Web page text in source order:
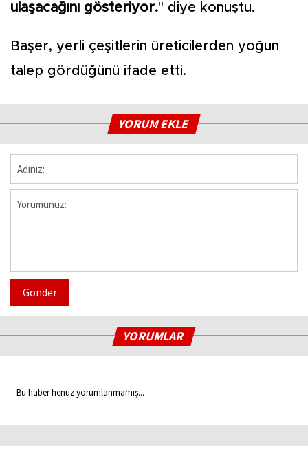
ulaşacağını gösteriyor." diye konuştu.
Başer, yerli çeşitlerin üreticilerden yoğun
talep gördüğünü ifade etti.
YORUM EKLE
Gönder
YORUMLAR
Bu haber henüz yorumlanmamış...